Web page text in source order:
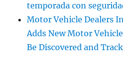
temporada con
Motor Vehicle Dealers
Adds New Motor
Be Discovered and